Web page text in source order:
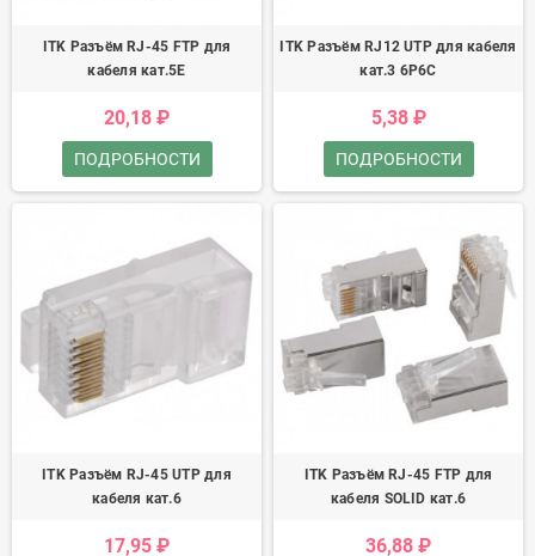
ITK Разъём RJ-45 FTP для
кабеля кат.5E
20,18 ₽
ПОДРОБНОСТИ
ITK Разъём RJ12 UTP для кабеля
кат.3 6P6C
5,38 ₽
ПОДРОБНОСТИ
ITK Разъём RJ-45 UTP для
кабеля кат.6
17,95 ₽
ITK Разъём RJ-45 FTP для
кабеля SOLID кат.6
36,88 ₽